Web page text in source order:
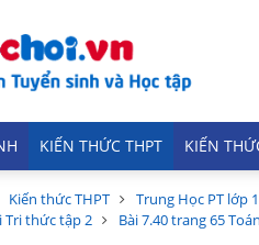
KIẾN THỨC THPT KIẾN
Kiến thức THPT Trung Học PT lớp
Tri thức tập 2
Bài 7.40 trang 65